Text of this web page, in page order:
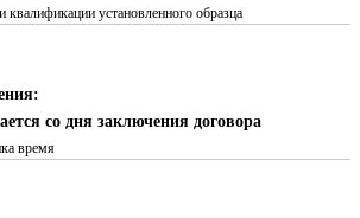
квалификации установленного образца
со дня заключения договора
время